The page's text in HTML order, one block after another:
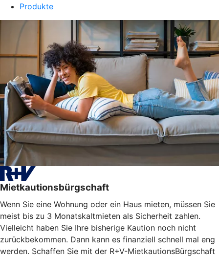
Produkte
Mietkautionsbürgschaft
Wenn Sie eine Wohnung oder ein Haus mieten, müssen Sie
meist bis zu 3 Monatskaltmieten als Sicherheit zahlen.
Vielleicht haben Sie Ihre bisherige Kaution noch nicht
zurückbekommen. Dann kann es finanziell schnell mal eng
werden. Schaffen Sie mit der R+V-MietkautionsBürgschaft